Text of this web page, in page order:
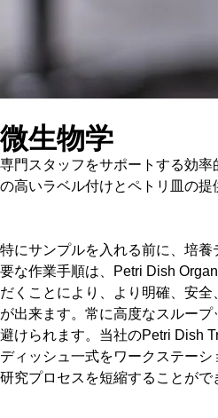
微生物学
専門スタッフをサポートする効
の高いラベル付けとペトリ皿の提
特にサンプルを入れる前に、培
要な作業手順は、Petri Dish
だくことにより、より明確、安
が出来ます。常に高度なスルー
避けられます。当社のPetri Dish
ディッシュ一式をワークステーシ
研究プロセスを短縮することがで